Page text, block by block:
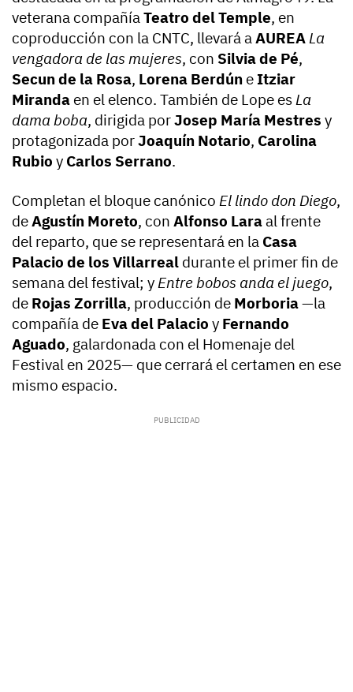
veterana compañíaTeatro del Temple, en
coproducción con la CNTC, llevará aAUREALa
vengadora de las mujeres, con Silvia de Pé,
Secun de la Rosa, Lorena Berdún e Itziar
Miranda en el elenco. También de Lope esLa
dama boba, dirigida porJosep María Mestres y
protagonizada porJoaquín Notario, Carolina
Rubio y Carlos Serrano.
Completan el bloque canónico El lindo don Diego,
deAgustín Moreto, con Alfonso Laraal frente
del reparto, que se representará en la Casa
Palacio de los Villarreal durante el primer fin de
semana del festival; yEntre bobos anda el juego,
de Rojas Zorrilla, producción de Morboria—la
compañía de Eva del Palacio y Fernando
Aguado, galardonada con el Homenaje del
Festival en 2025— que cerrará el certamen en ese
mismo espacio.